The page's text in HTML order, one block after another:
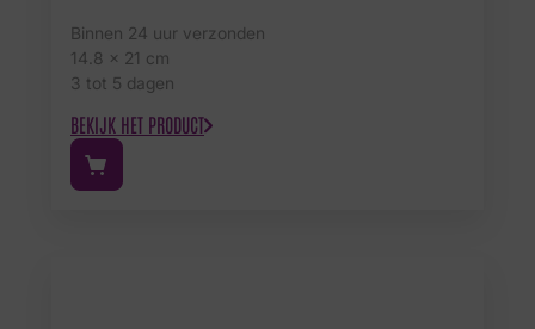
Binnen 24 uur verzonden
14.8 x 21 cm
3 tot 5 dagen
BEKIJK HET PRODUCT